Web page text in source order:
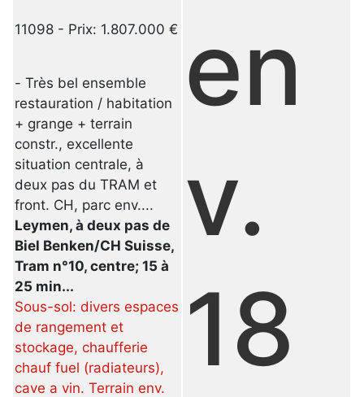
11098 - Prix: 1.807.000 €
- Très bel ensemble
restauration / habitation
+ grange + terrain
constr., excellente
situation centrale, à
deux pas du TRAM et
front. CH, parc env....
Leymen, à deux pas de
Biel Benken/CH Suisse,
Tram n°10, centre; 15 à
25 min...
Sous-sol: divers espaces
de rangement et
stockage, chaufferie
chauf fuel (radiateurs),
cave a vin. Terrain env.
en
v.
18